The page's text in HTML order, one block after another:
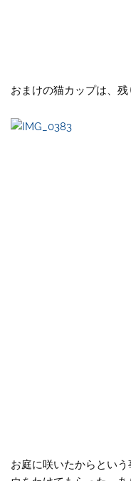
おまけの猫カップは、残
お庭に咲いたからとい